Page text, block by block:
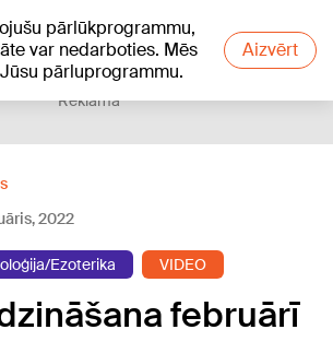
pārlūkprogrammu,
var nedarboties. Mēs
pārluprogrammu.
Aizvērt
Reklāma
2022
Ezoterika VIDEO
februārī